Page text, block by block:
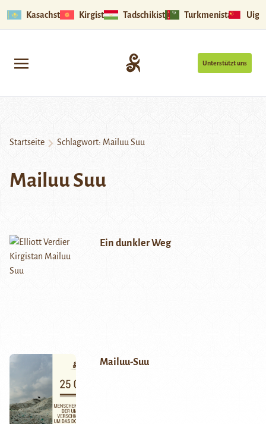
Kasachstan Kirgistan Tadschikistan Turkmenistan
Unterstützt uns
Startseite Schlagwort: Mailuu Suu
Mailuu Suu
Ein dunkler Weg
Mailuu-Suu